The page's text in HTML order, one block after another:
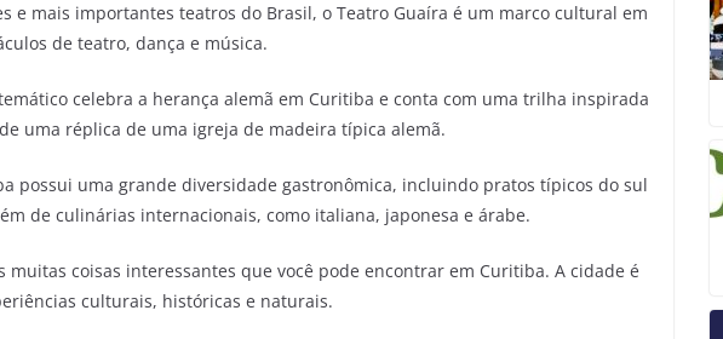
e mais importantes teatros do Brasil, o Teatro Guaíra é um marco cultural em
de teatro, dança e música.
celebra a herança alemã em Curitiba e conta com uma trilha inspirada
de uma réplica de uma igreja de madeira típica alemã.
possui uma grande diversidade gastronômica, incluindo pratos típicos do sul
de culinárias internacionais, como italiana, japonesa e árabe.
muitas coisas interessantes que você pode encontrar em Curitiba. A cidade é
culturais, históricas e naturais.